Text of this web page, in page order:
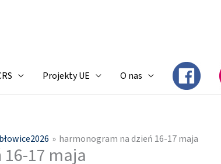
Projekty UE O nas
harmonogram na dzień 16-17 maja
17 maja